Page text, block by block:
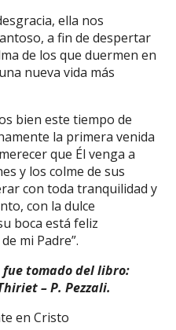
ella nos
a fin de despertar
de los que duermen en
nueva vida más
bien este tiempo de
la primera venida
que Él venga a
y los colme de sus
con toda tranquilidad y
con la dulce
boca está feliz
mi Padre”.
tomado del libro:
– P. Pezzali.
en Cristo